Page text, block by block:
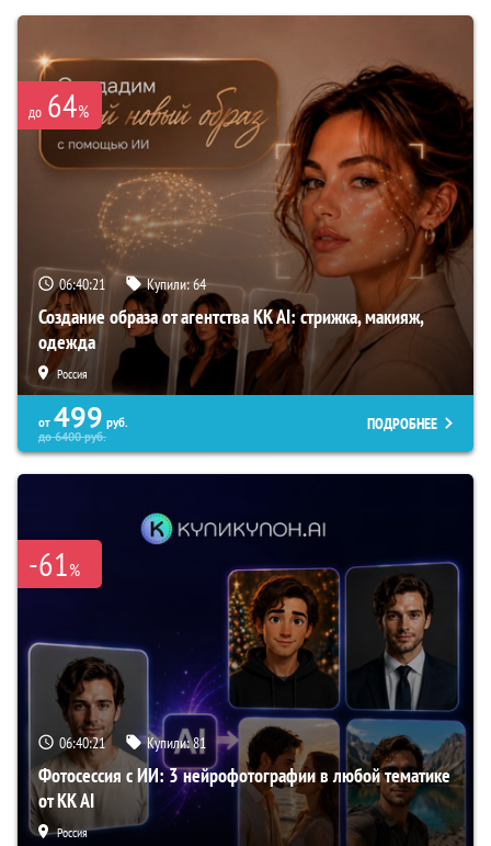
до 64%
06:40:20 Купили:64
Создание образа от агентства KK AI: стрижка, макияж,
одежда
Россия
от 499 руб.
до6400руб.
ПОДРОБНЕЕ
-61%
06:40:20 Купили:81
Фотосессия с ИИ: 3 нейрофотографии в любой тематике
от KK AI
Россия